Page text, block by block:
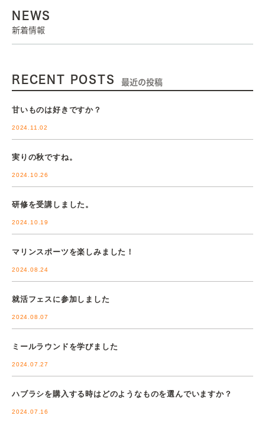
NEWS
新着情報
RECENT POSTS 最近の投稿
甘いものは好きですか？
2024.11.02
実りの秋ですね。
2024.10.26
研修を受講しました。
2024.10.19
マリンスポーツを楽しみました！
2024.08.24
就活フェスに参加しました
2024.08.07
ミールラウンドを学びました
2024.07.27
ハブラシを購入する時はどのようなものを選んでいますか？
2024.07.16